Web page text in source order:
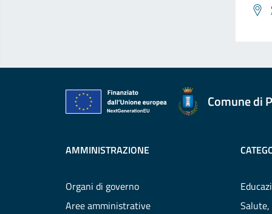
Comune di
AMMINISTRAZIONE
Organi di governo
Aree amministrative
Salute,